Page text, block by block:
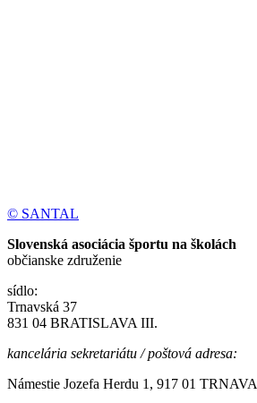
© SANTAL
Slovenská asociácia športu na školách
občianske združenie
sídlo:
Trnavská 37
831 04 BRATISLAVA III.
kancelária sekretariátu / poštová adresa:
Námestie Jozefa Herdu 1, 917 01 TRNAVA